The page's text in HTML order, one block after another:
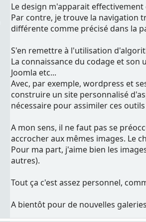
Le design m'apparait
Par contre, je trouve la navigation
différente comme précisé dans la
S'en remettre à l'utilisation
La connaissance du codage et
Joomla etc...
Avec, par exemple, wordpress et
construire un site personnalisé
nécessaire pour assimiler ces
A mon sens, il ne faut pas se
accrocher aux mêmes images. Le
Pour ma part, j'aime bien les
autres).
Tout ça c'est assez personnel,
A bientôt pour de nouvelles